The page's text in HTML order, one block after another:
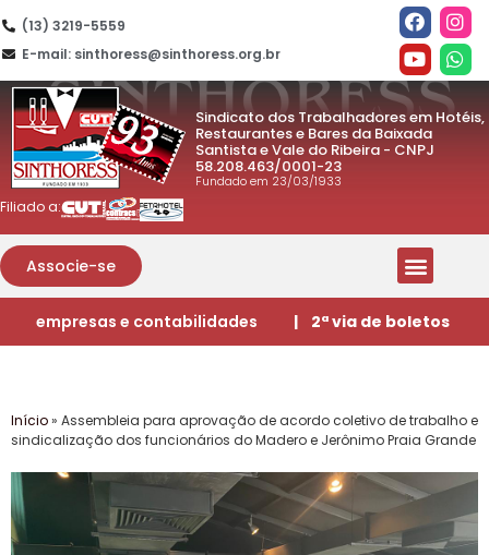
(13) 3219-5559
E-mail: sinthoress@sinthoress.org.br
Sindicato dos Trabalhadores em Hotéis,
Restaurantes e Bares da Baixada
Santista e Vale do Ribeira - CNPJ
58.208.463/0001-23
Fundado em 23/03/1933
Filiado a:
Associe-se
empresas e contabilidades | 2ª via de boletos
Início» Assembleia para aprovação de acordo coletivo de trabalho e
sindicalização dos funcionários do Madero e Jerônimo Praia Grande